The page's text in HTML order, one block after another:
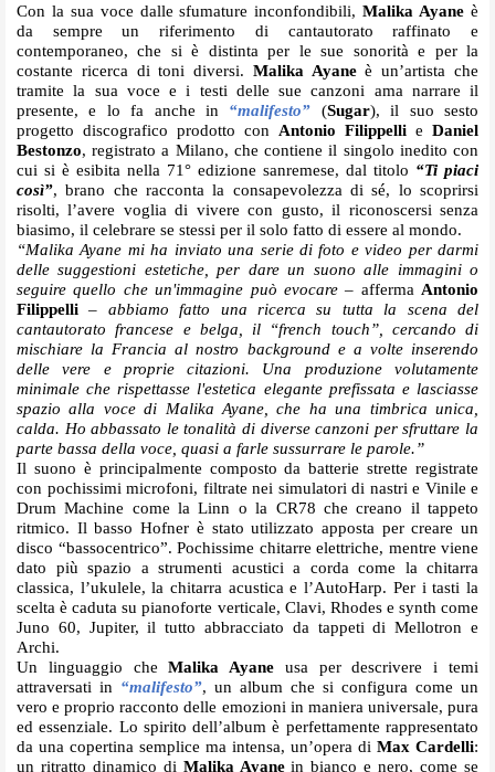
Con la sua voce dalle sfumature inconfondibili, Malika Ayane è
da sempre un riferimento di cantautorato raffinato e
contemporaneo, che si è distinta per le sue sonorità e per la
costante ricerca di toni diversi. Malika Ayane è un’artista che
tramite la sua voce e i testi delle sue canzoni ama narrare il
presente, e lo fa anche in
“malifesto” (Sugar), il suo sesto
progetto discografico prodotto con Antonio Filippelli e Daniel
Bestonzo, registrato a Milano, che contiene il singolo inedito con
cui si è esibita nella 71° edizione sanremese, dal titolo “Ti piaci
così”, brano che racconta la consapevolezza di sé, lo scoprirsi
risolti, l’avere voglia di vivere con gusto, il riconoscersi senza
biasimo, il celebrare se stessi per il solo fatto di essere al mondo.
“Malika Ayane mi ha inviato una serie di foto e video per darmi
delle suggestioni estetiche, per dare un suono alle immagini o
seguire quello che un'immagine può evocare – afferma Antonio
Filippelli – abbiamo fatto una ricerca su tutta la scena del
cantautorato francese e belga, il “french touch”, cercando di
mischiare la Francia al nostro background e a volte inserendo
delle vere e proprie citazioni. Una produzione volutamente
minimale che rispettasse l'estetica elegante prefissata e lasciasse
spazio alla voce di Malika Ayane, che ha una timbrica unica,
calda. Ho abbassato le tonalità di diverse canzoni per sfruttare la
parte bassa della voce, quasi a farle sussurrare le parole.”
Il suono è principalmente composto da batterie strette registrate
con pochissimi microfoni, filtrate nei simulatori di nastri e Vinile e
Drum Machine come la Linn o la CR78 che creano il tappeto
ritmico. Il basso Hofner è stato utilizzato apposta per creare un
disco “bassocentrico”. Pochissime chitarre elettriche, mentre viene
dato più spazio a strumenti acustici a corda come la chitarra
classica, l’ukulele, la chitarra acustica e l’AutoHarp. Per i tasti la
scelta è caduta su pianoforte verticale, Clavi, Rhodes e synth come
Juno 60, Jupiter, il tutto abbracciato da tappeti di Mellotron e
Archi.
Un linguaggio che Malika Ayane usa per descrivere i temi
attraversati in “malifesto”, un album che si configura come un
vero e proprio racconto delle emozioni in maniera universale, pura
ed essenziale. Lo spirito dell’album è perfettamente rappresentato
da una copertina semplice ma intensa, un’opera di Max Cardelli:
un ritratto dinamico di Malika Ayane in bianco e nero, come se